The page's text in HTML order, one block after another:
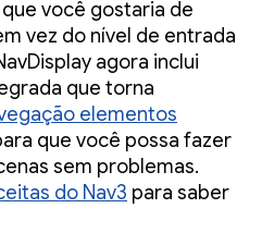
você gostaria de
vez do nível de entrada
agora inclui
que torna
elementos
que você possa fazer
sem problemas.
do Nav3 para saber